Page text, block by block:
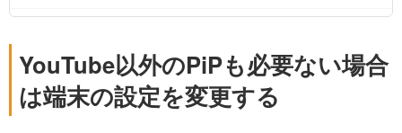
YouTube以外のPiPも必要ない場合
は端末の設定を変更する